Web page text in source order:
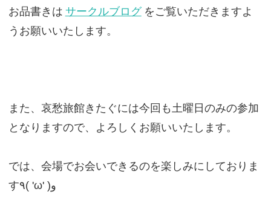
お品書きは サークルブログ をご覧いただきますよ
うお願いいたします。
また、哀愁旅館きたぐには今回も土曜日のみの参加
となりますので、よろしくお願いいたします。
では、会場でお会いできるのを楽しみにしておりま
す٩( 'ω' )و